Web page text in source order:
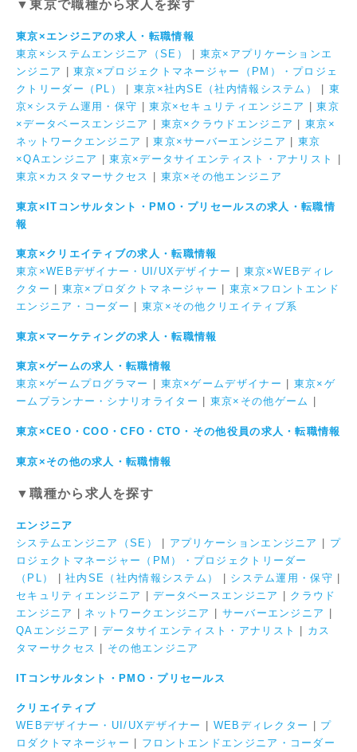
▼東京で職種から求人を探す
東京×エンジニアの求人・転職情報
東京×システムエンジニア（SE）
東京×アプリケーションエ
ンジニア
|東京×プロジェクトマネージャー（PM）・プロジェ
クトリーダー（PL）
東京×社内SE（社内情報システム）
東
京×システム運用・保守 |東京×セキュリティエンジニア |東京
×データベースエンジニア
東京×クラウドエンジニア |東京×
ネットワークエンジニア
|東京×サーバーエンジニア
東京
×QAエンジニア
|東京×データサイエンティスト・アナリスト
東京×カスタマーサクセス
東京×その他エンジニア
東京×ITコンサルタント・PMO・プリセールスの求人・転職情
報
東京×クリエイティブの求人・転職情報
東京×WEBデザイナー・UI/UXデザイナー
東京×WEBディレ
クター
東京×プロダクトマネージャー
東京×フロントエンド
エンジニア・コーダー
東京×その他クリエイティブ系
東京×マーケティングの求人・転職情報
東京×ゲームの求人・転職情報
東京×ゲームプログラマー
東京×ゲームデザイナー
東京×ゲ
ームプランナー・シナリオライター
東京×その他ゲーム
東京×CEO・COO・CFO・CTO・その他役員の求人・転職情報
東京×その他の求人・転職情報
▼職種から求人を探す
エンジニア
システムエンジニア（SE）
アプリケーションエンジニア
プ
ロジェクトマネージャー（PM）・プロジェクトリーダー
（PL）
|社内SE（社内情報システム） システム運用・保守
セキュリティエンジニア
|データベースエンジニア
クラウド
エンジニア
ネットワークエンジニア サーバーエンジニア
QAエンジニア
|データサイエンティスト・アナリスト
カス
タマーサクセス
その他エンジニア
ITコンサルタント・PMO・プリセールス
クリエイティブ
WEBデザイナー・UI/UXデザイナー
WEBディレクター
プ
ロダクトマネージャー
フロントエンドエンジニア・コーダー